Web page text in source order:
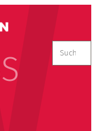
nach: